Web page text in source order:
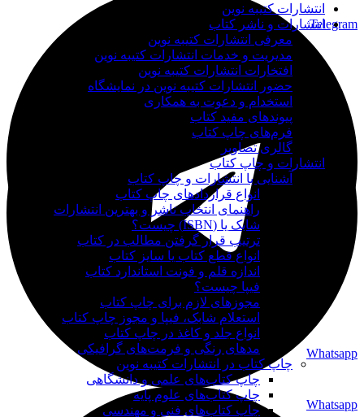
Whatsapp
Telegram
Whatsapp
انتشارات کتیبه نوین
انتشارات و ناشر کتاب
معرفی انتشارات کتیبه نوین
مدیریت و خدمات انتشارات کتیبه نوین
افتخارات انتشارات کتیبه نوین
حضور انتشارات کتیبه نوین در نمایشگاه‌
استخدام و دعوت به همکاری
پیوندهای مفید کتاب
فرم‌های چاپ کتاب
گالری تصاویر
انتشارات و چاپ کتاب
آشنایی با انتشارات و چاپ کتاب
انواع قراردادهای چاپ کتاب
راهنمای انتخاب ناشر و بهترین انتشارات
شابک یا (ISBN) چیست؟
ترتیب قرار گرفتن مطالب در کتاب
انواع قطع کتاب یا سایز کتاب
اندازه قلم و فونت استاندارد کتاب
فیپا چیست؟
مجوزهای لازم برای چاپ کتاب
استعلام شابک، فیپا و مجوز چاپ کتاب
انواع جلد و کاغذ در چاپ کتاب
مدهای رنگی و فرمت‌های گرافیکی
چاپ کتاب در انتشارات کتیبه نوین
چاپ کتاب‌های علمی و دانشگاهی
چاپ کتاب‌های علوم پایه
چاپ کتاب‌های فنی و مهندسی